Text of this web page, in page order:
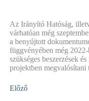
Az Irányító Hatóság,
várhatóan még
a benyújtott
függvényében még
szükséges beszerzések
projektben megvalósítani
Előző